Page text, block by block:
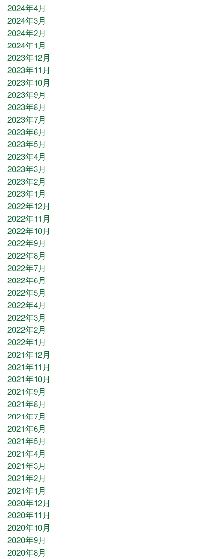
2024年4月
2024年3月
2024年2月
2024年1月
2023年12月
2023年11月
2023年10月
2023年9月
2023年8月
2023年7月
2023年6月
2023年5月
2023年4月
2023年3月
2023年2月
2023年1月
2022年12月
2022年11月
2022年10月
2022年9月
2022年8月
2022年7月
2022年6月
2022年5月
2022年4月
2022年3月
2022年2月
2022年1月
2021年12月
2021年11月
2021年10月
2021年9月
2021年8月
2021年7月
2021年6月
2021年5月
2021年4月
2021年3月
2021年2月
2021年1月
2020年12月
2020年11月
2020年10月
2020年9月
2020年8月